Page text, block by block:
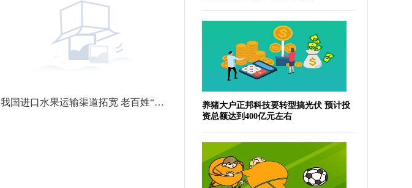
我国进口水果运输渠道拓宽 老百姓“果篮子”种类多样 少儿英才保险怎么样？值得买吗？
养猪大户正邦科技要转型搞光伏 预计投
资总额达到400亿元左右